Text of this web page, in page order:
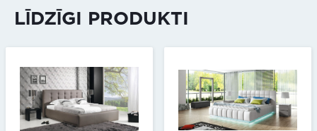
LĪDZĪGI PRODUKTI